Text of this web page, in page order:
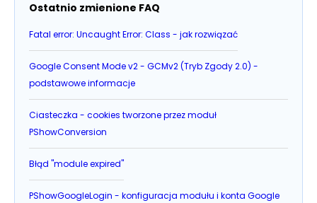
Ostatnio zmienione FAQ
Fatal error: Uncaught Error: Class - jak rozwiązać
Google Consent Mode v2 - GCMv2 (Tryb Zgody 2.0) -
podstawowe informacje
Ciasteczka - cookies tworzone przez moduł
PShowConversion
Błąd "module expired"
PShowGoogleLogin - konfiguracja modułu i konta Google